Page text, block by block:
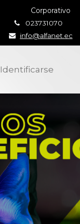
Corporativo
023731070
info@alfanet.ec
Identificarse